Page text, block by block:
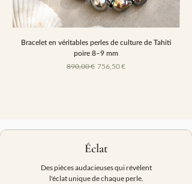
Bracelet en véritables perles de culture de Tahiti
poire 8–9 mm
Prix original
890,00 € Prix promotionnel
756,50 €
Éclat
Des pièces audacieuses qui révèlent
l'éclat unique de chaque perle.